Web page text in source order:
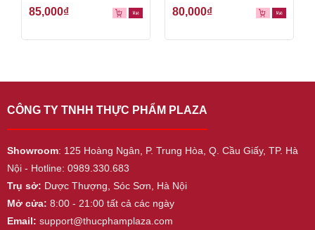
0
out
5
85,000₫
0
out
5
80,000₫
CÔNG TY TNHH THỰC PHẨM PLAZA
Showroom: 125 Hoàng Ngân, P. Trung Hòa, Q. Cầu Giấy, TP. Hà
Nội - Hotline: 0989.330.683
Trụ sở: Dược Thượng, Sóc Sơn, Hà Nội
Mở cửa: 8:00 - 21:00 tất cả các ngày
Email: support@thucphamplaza.com